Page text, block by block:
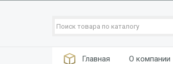
Главная О компании